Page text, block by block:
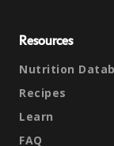
Resources
Nutrition
Recipes
Learn
FAQ